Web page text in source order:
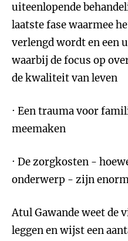
uiteenlopende
laatste fase waarmee
verlengd wordt en een
waarbij de focus op
de kwaliteit van leven
· Een trauma voor
meemaken
· De zorgkosten -
onderwerp - zijn
Atul Gawande weet de
leggen en wijst een